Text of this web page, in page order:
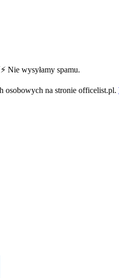
Nie wysyłamy spamu.
osobowych na stronie officelist.pl.